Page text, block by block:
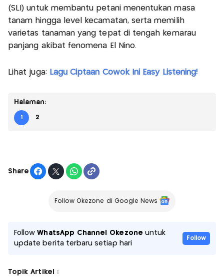
(SLI) untuk membantu petani menentukan masa
tanam hingga level kecamatan, serta memilih
varietas tanaman yang tepat di tengah kemarau
panjang akibat fenomena El Nino.
Lihat juga: Lagu Ciptaan Cowok Ini Easy Listening!
Halaman:
1 2
Share
Follow Okezone di Google News
FollowWhatsApp Channel Okezone untuk
update berita terbaru setiap hari
Follow
Topik Artikel :